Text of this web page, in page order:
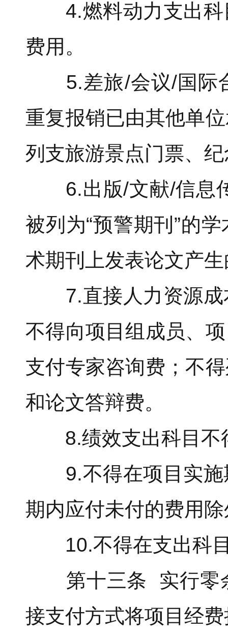
4.燃料动力支出科
费用。
5.差旅/会议/国际合
重复报销已由其他单
列支旅游景点门票、
6.出版/文献/信息传
被列为“预警期刊”的
术期刊上发表论文产
7.直接人力资源成
不得向项目组成员、
支付专家咨询费；不
和论文答辩费。
8.绩效支出科目不
9.不得在项目实施
期内应付未付的费用
10.不得在支出科目
第十三条 实行零余
接支付方式将项目经